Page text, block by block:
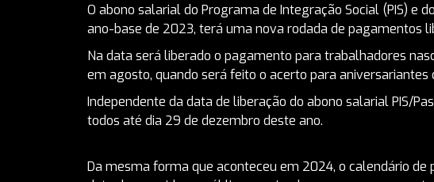
O abono salarial do Programa de Integração Social (PIS) e
ano-base de 2023, terá uma nova rodada de pagamentos
Na data será liberado o pagamento para trabalhadores
em agosto, quando será feito o acerto para
Independente da data de liberação do abono salarial PIS/
todos até dia 29 de dezembro deste ano.
Da mesma forma que aconteceu em 2024, o calendário